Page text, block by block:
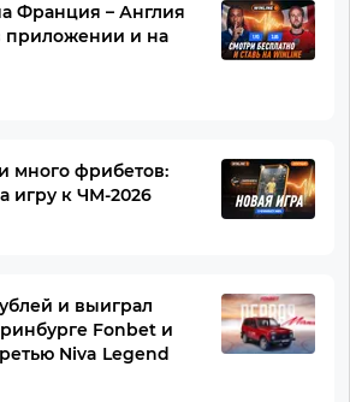
Франция – Англия
приложении и на
много фрибетов:
игру к ЧМ-2026
и выиграл
Fonbet и
Niva Legend